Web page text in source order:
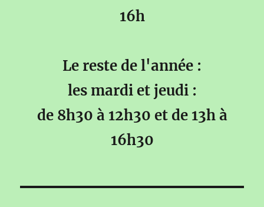
16h
Le reste de l'année :
les mardi et jeudi :
de 8h30 à 12h30 et de 13h à
16h30